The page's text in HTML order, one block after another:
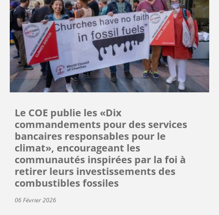
Le COE publie les «Dix
commandements pour des services
bancaires responsables pour le
climat», encourageant les
communautés inspirées par la foi à
retirer leurs investissements des
combustibles fossiles
06 Février 2026